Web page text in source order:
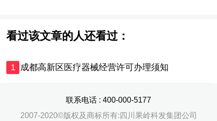
看过该文章的人还看过：
1 成都高新区医疗器械经营许可办理须知
联系电话 : 400-000-5177
2007-2020©版权及商标所有:四川果岭科发集团公司